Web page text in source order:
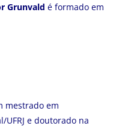
Grunvald é formado em
mestrado em
e doutorado na